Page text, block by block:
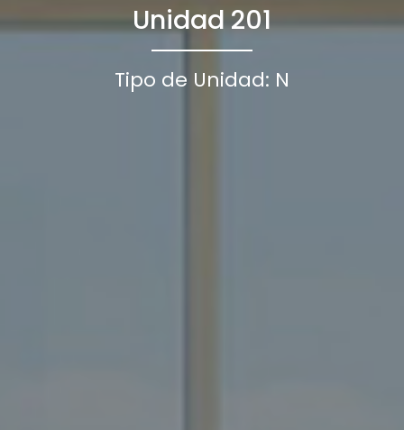
Unidad 201
Tipo de Unidad: N